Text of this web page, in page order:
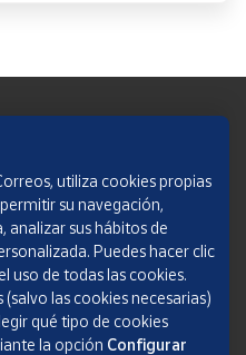
utiliza cookies propias
su navegación,
sus hábitos de
Puedes hacer clic
uso de todas las cookies.
las cookies necesarias)
qué tipo de cookies
la opción Configurar